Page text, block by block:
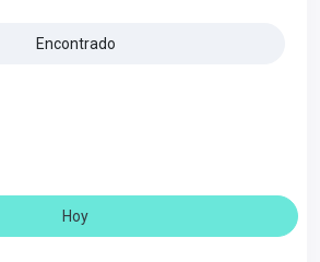
Encontrado
Hoy